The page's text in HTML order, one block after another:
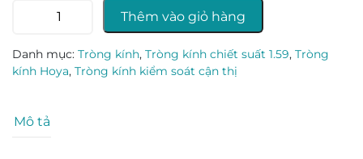
MiYOSMART
số
Thêm vào giỏ hàng
Danh mục: Tròng kính, Tròng kính chiết suất 1.59, Tròng
kính Hoya, Tròng kính kiểm soát cận thị
Mô tả